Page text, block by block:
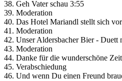
38. Geh Vater schau 3:55
39. Moderation
40. Das Hotel Mariandl stellt sich vor
41. Moderation
42. Unser Aldersbacher Bier - Duett
43. Moderation
44. Danke für die wunderschöne
45. Verabschiedung
46. Und wenn Du einen Freund